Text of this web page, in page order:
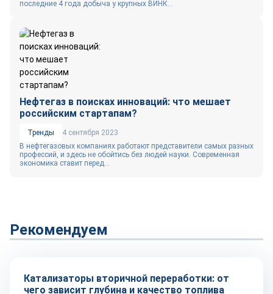
последние 4 года добыча у крупных ВИНК...
Нефтегаз в поисках инноваций: что мешает
российским стартапам?
Тренды
4 сентября 2023
В нефтегазовых компаниях работают представители самых разных
профессий, и здесь не обойтись без людей науки. Современная
экономика ставит перед...
Рекомендуем
Тренды
Катализаторы вторичной переработки: от
чего зависит глубина и качество топлива